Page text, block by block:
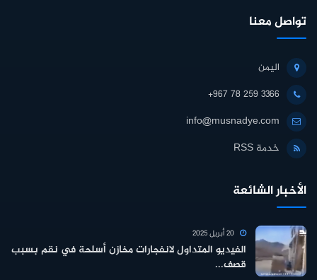
تواصل معنا
اليمن
+967 78 259 3366
info@musnadye.com
خدمة RSS
الأخبار الشائعة
الفيديو المتداول لانفجارات مخازن أسلحة في نقم بسبب
قصف...